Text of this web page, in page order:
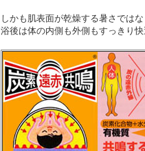
しかも肌表面が乾燥する暑さでは
浴後は体の内側も外側もすっきり快